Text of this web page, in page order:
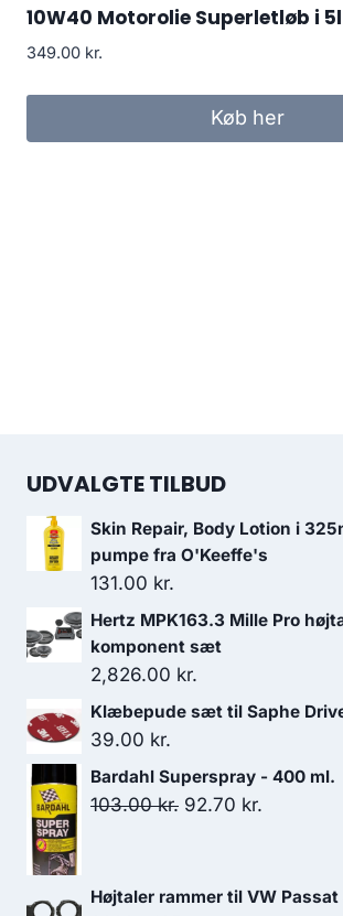
10W40 Motorolie Superletløb i
349.00 kr.
Køb her
UDVALGTE TILBUD
Skin Repair, Body Lotion i
pumpe fra O'Keeffe's
131.00 kr.
Hertz MPK163.3 Mille Pro
komponent sæt
2,826.00 kr.
Klæbepude sæt til Saphe
39.00 kr.
Bardahl Superspray - 400 ml.
103.00kr. Den
var:
92.70 kr.
er:
Højtaler rammer til VW Passat